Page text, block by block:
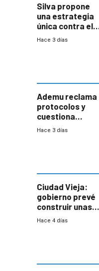
Silva propone
una estrategia
única contra el
narcotráfico y
Hace 3 días
Ademu reclama
protocolos y
cuestiona
demora de
Hace 3 días
Ciudad Vieja:
gobierno prevé
construir unas
mil viviendas en
Hace 4 días